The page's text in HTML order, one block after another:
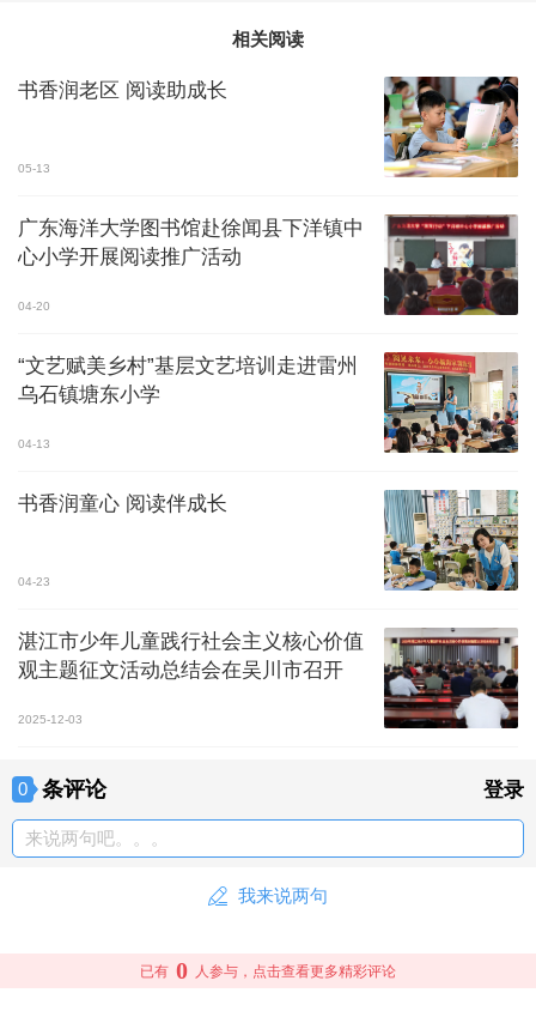
相关阅读
书香润老区 阅读助成长
05-13
广东海洋大学图书馆赴徐闻县下洋镇中
心小学开展阅读推广活动
04-20
“文艺赋美乡村”基层文艺培训走进雷州
乌石镇塘东小学
04-13
书香润童心 阅读伴成长
04-23
湛江市少年儿童践行社会主义核心价值
观主题征文活动总结会在吴川市召开
2025-12-03
0 条评论 登录
来说两句吧。。。
我来说两句
已有 0 人参与，点击查看更多精彩评论